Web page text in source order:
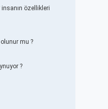
özellikleri
mu ?
?